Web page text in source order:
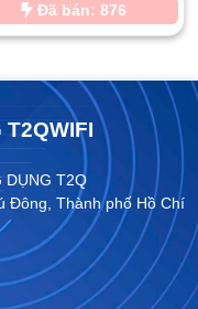
Đã bán: 876
T2QWIFI
DỤNG T2Q
Đông, Thành phố Hồ Chí